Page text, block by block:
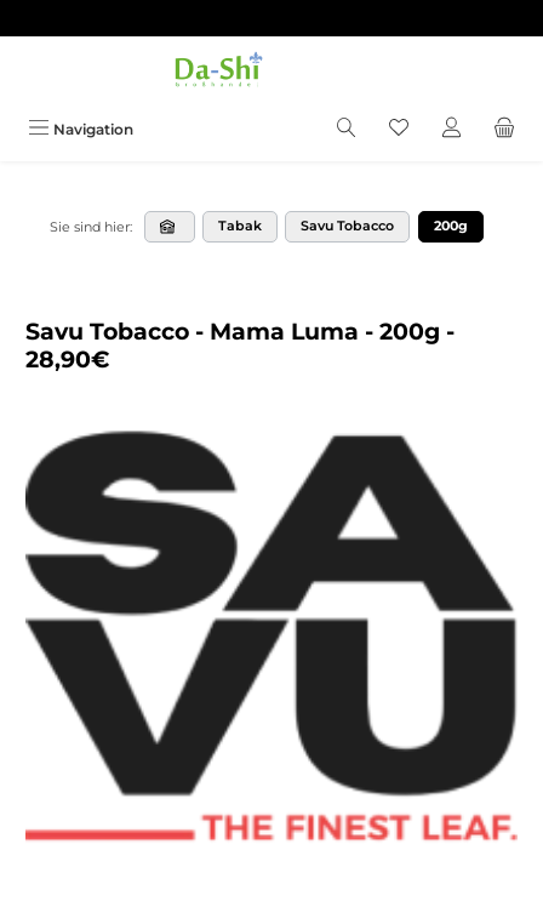
Navigation Du hast 0
Sie sind hier: Tabak Savu Tobacco 200g
Savu Tobacco - Mama Luma - 200g -
28,90€